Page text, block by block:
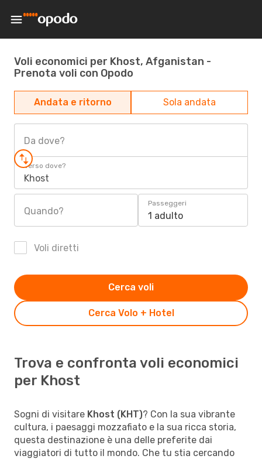
Voli economici per Khost, Afganistan -
Prenota voli con Opodo
Andata e ritorno Sola andata
Da dove?
Verso dove?
Khost
Quando?
Passeggeri
1 adulto
Voli diretti
Cerca Volo + Hotel
Cerca voli
Trova e confronta voli economici
per Khost
Sogni di visitare Khost (KHT)? Con la sua vibrante
cultura, i paesaggi mozzafiato e la sua ricca storia,
questa destinazione è una delle preferite dai
viaggiatori di tutto il mondo. Che tu stia cercando